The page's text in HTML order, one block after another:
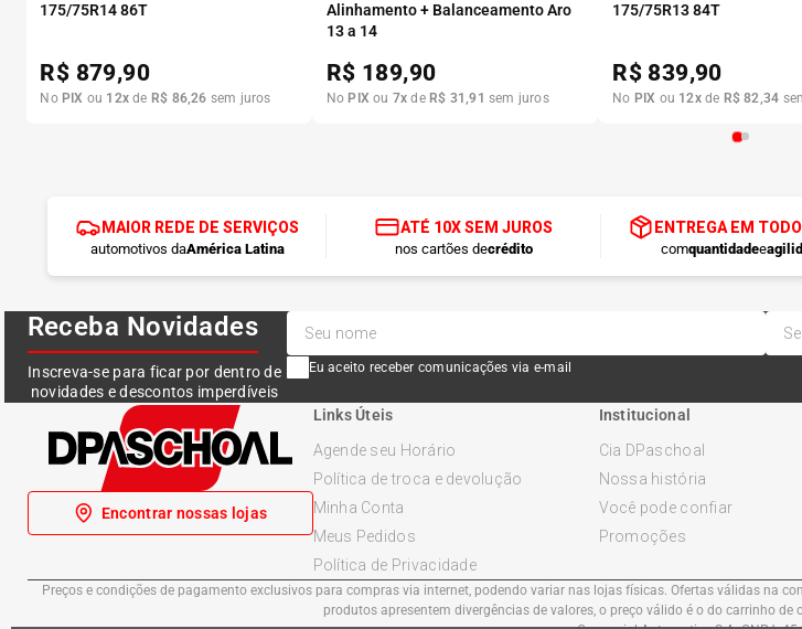
175/75R14 86T
R$ 879,90
No PIX ou 12x de R$ 86,26 sem juros
Alinhamento + Balanceamento Aro
13 a 14
R$ 189,90
No PIX ou 7x de R$ 31 ,91 sem juros
175/75R13 84T
R$ 839,90
No PIX ou 12xde R$ 82,34
MAIOR REDE DE SERVIÇOS
automotivos daAmérica Latina
ATÉ 10X SEM JUROS
nos cartões decrédito
ENTREGA EM
comquantidadee
Receba Novidades
Inscreva-se para ficar por dentro de
novidades e descontos imperdíveis
Eu aceito receber comunicações via e-mail
Encontrar nossas lojas
Links Úteis
Agende seu Horário
Política de troca e devolução
Minha Conta
Meus Pedidos
Política de Privacidade
Institucional
Cia DPaschoal
Nossa história
Você pode confiar
Promoções
Preços e condições de pagamento exclusivos para compras via internet, podendo variar nas lojas físicas. Ofertas válidas na
produtos apresentem divergências de valores, o preço válido é o do carrinho